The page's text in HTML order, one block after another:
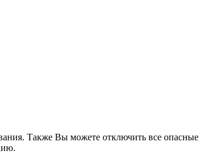
Также Вы можете отключить все опасные